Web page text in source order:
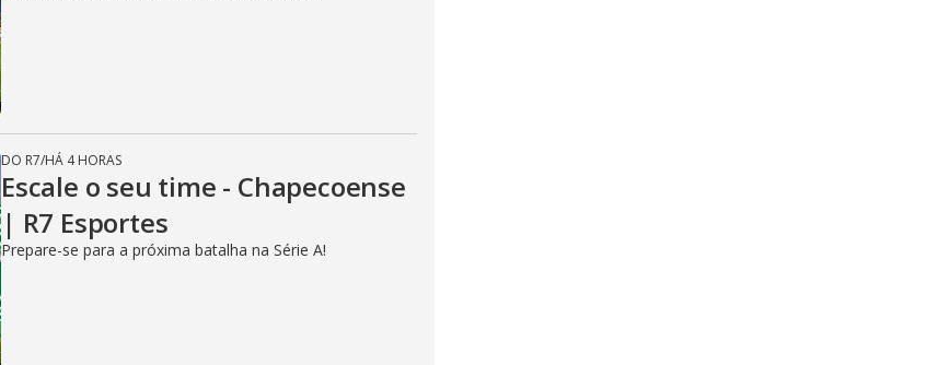
DO R7/HÁ 4 HORAS
Escale o seu time - Chapecoense
| R7 Esportes
Prepare-se para a próxima batalha na Série A!